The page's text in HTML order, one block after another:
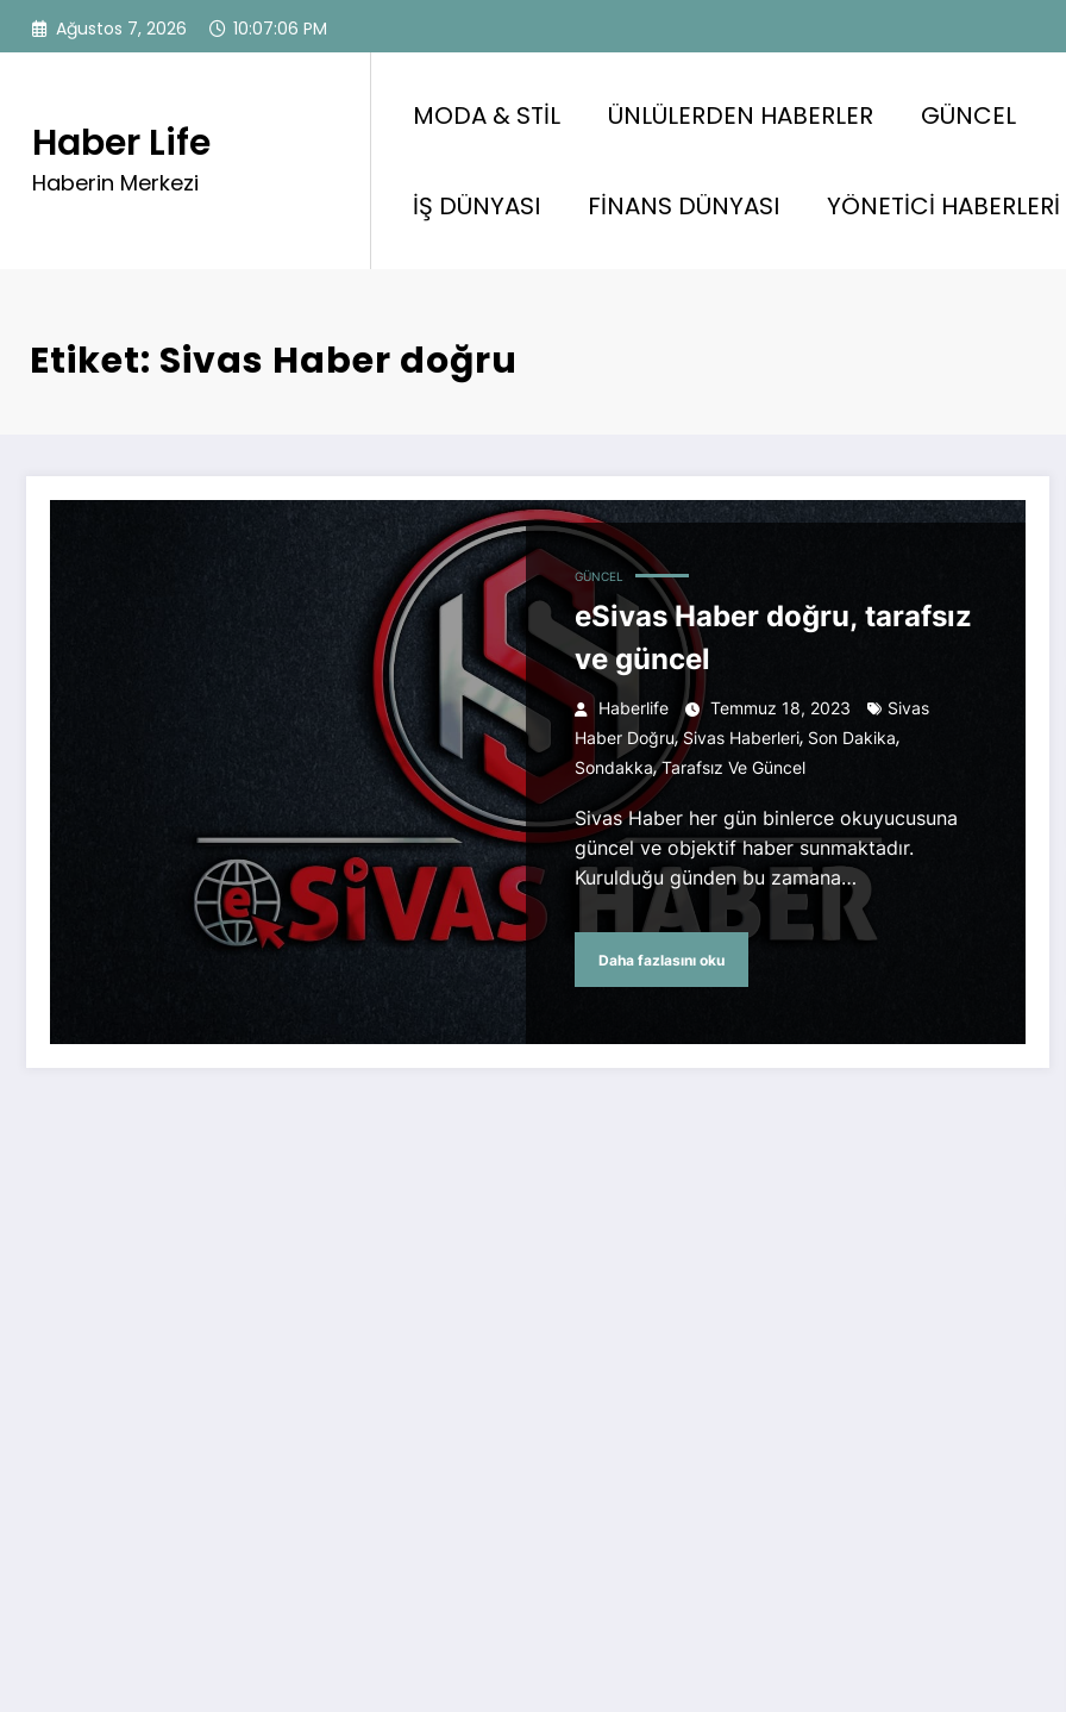
İçeriğe
atla
Ağustos 7, 2026 10:07:07 PM
Haber Life
Haberin Merkezi
MODA & STİL ÜNLÜLERDEN HABERLER GÜNCEL
İŞ DÜNYASI FİNANS DÜNYASI YÖNETİCİ HABERLERİ
Etiket: Sivas Haber doğru
GÜNCEL
eSivas Haber doğru, tarafsız
ve güncel
Haberlife Temmuz 18, 2023
Sivas
Haber Doğru,Sivas Haberleri, Son Dakika,
Sondakka,Tarafsız Ve Güncel
Sivas Haber her gün binlerce okuyucusuna
güncel ve objektif haber sunmaktadır.
Kurulduğu günden bu zamana…
Daha fazlasını oku